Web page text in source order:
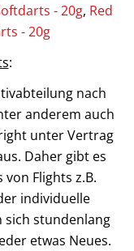
- 20g, Red
- 20g
:
nach
anderem auch
unter Vertrag
Daher gibt es
Flights z.B.
individuelle
sich stundenlang
etwas Neues.